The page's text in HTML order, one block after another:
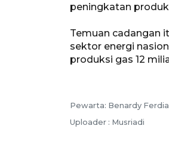
peningkatan
Temuan cadangan
sektor energi
produksi gas 12
Pewarta: Benardy
Uploader : Musriadi